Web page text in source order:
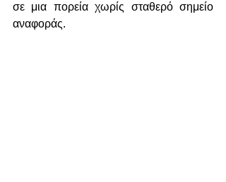
σε μια πορεία χωρίς σταθερό σημείο
αναφοράς.